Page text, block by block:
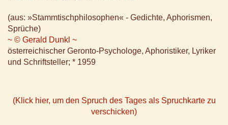
(aus: »Stammtischphilosophen« - Gedichte, Aphorismen,
Sprüche)
~ © Gerald Dunkl ~
österreichischer Geronto-Psychologe, Aphoristiker, Lyriker
und Schriftsteller; * 1959
(Klick hier, um den Spruch des Tages als Spruchkarte zu
verschicken)